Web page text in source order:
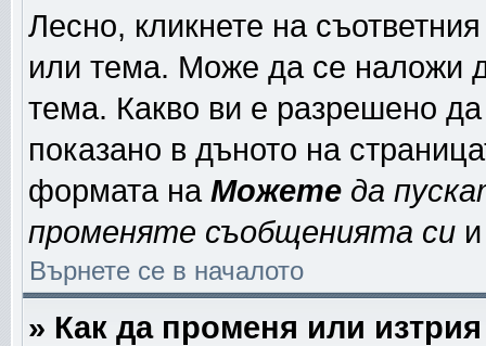
Лесно, кликнете на
или тема. Може да се наложи
тема. Какво ви е разрешено
показано в дъното на
формата на Можете да
променяте съобщенията си
Върнете се в началото
» Как да променя или